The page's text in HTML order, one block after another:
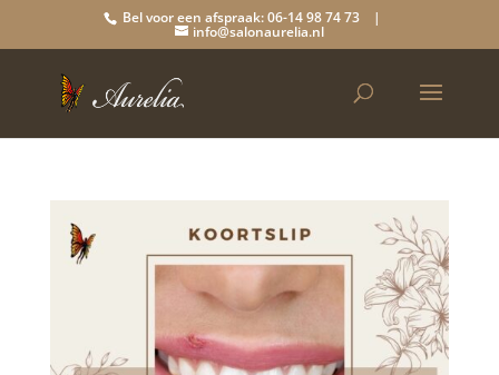
Bel voor een afspraak: 06-14 98 74 73 |
info@salonaurelia.nl